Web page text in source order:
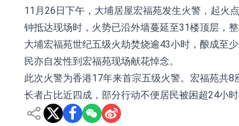
【异动股】焦炭Ⅲ板块下挫，陕西黑猫
浙江证监局对财通证券股份有限公司采
山金国际：港股上市工作正常推进中
11月26日下午，大埔居屋宏福苑发生火警，起火
钟抵达现场时，火势已沿外墙蔓延至31楼顶层，整
大埔宏福苑世纪五级火劫焚烧逾43小时，酿成至
民亦自发性到宏福苑现场献花悼念。
此次火警为香港17年来首宗五级火警。宏福苑共
长者占比近四成，部分行动不便居民被困超24小